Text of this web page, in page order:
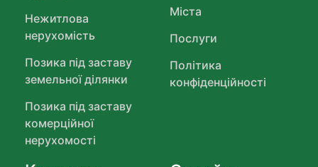
Нежитлова
нерухомість
Позика під заставу
земельної ділянки
Позика під заставу
комерційної
нерухомості
Міста
Послуги
Політика
конфіденційності